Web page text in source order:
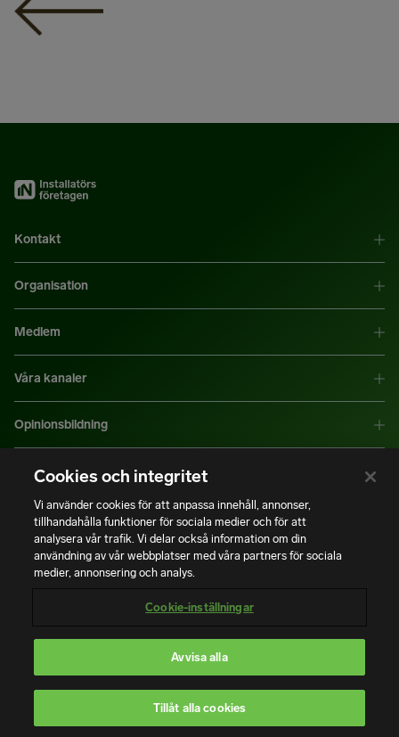
Kontakt
Organisation
Medlem
Våra kanaler
Opinionsbildning
Mer information
Copyright © Installatörsföretagen. Alla rättigheter förbehålls.
Integritetspolicy | Användning av cookies | Bli medlem
En del av
Cookies och integritet
Vi använder cookies för att anpassa innehåll, annonser,
tillhandahålla funktioner för sociala medier och för att
analysera vår trafik. Vi delar också information om din
användning av vår webbplatser med våra partners för sociala
medier, annonsering och analys.
Cookie-inställningar
Avvisa alla
Tillåt alla cookies